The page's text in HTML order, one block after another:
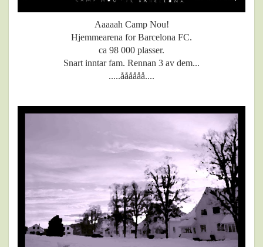
Aaaaah Camp Nou!
Hjemmearena for Barcelona FC.
ca 98 000 plasser.
Snart inntar fam. Rennan 3 av dem...
.....åååååå....